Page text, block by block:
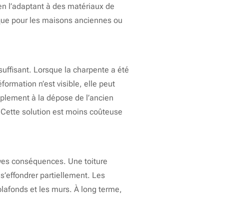
l’adaptant à des matériaux de
pour les maisons anciennes ou
Lorsque la charpente a été
n’est visible, elle peut
à la dépose de l’ancien
solution est moins coûteuse
conséquences. Une toiture
partiellement. Les
et les murs. À long terme,